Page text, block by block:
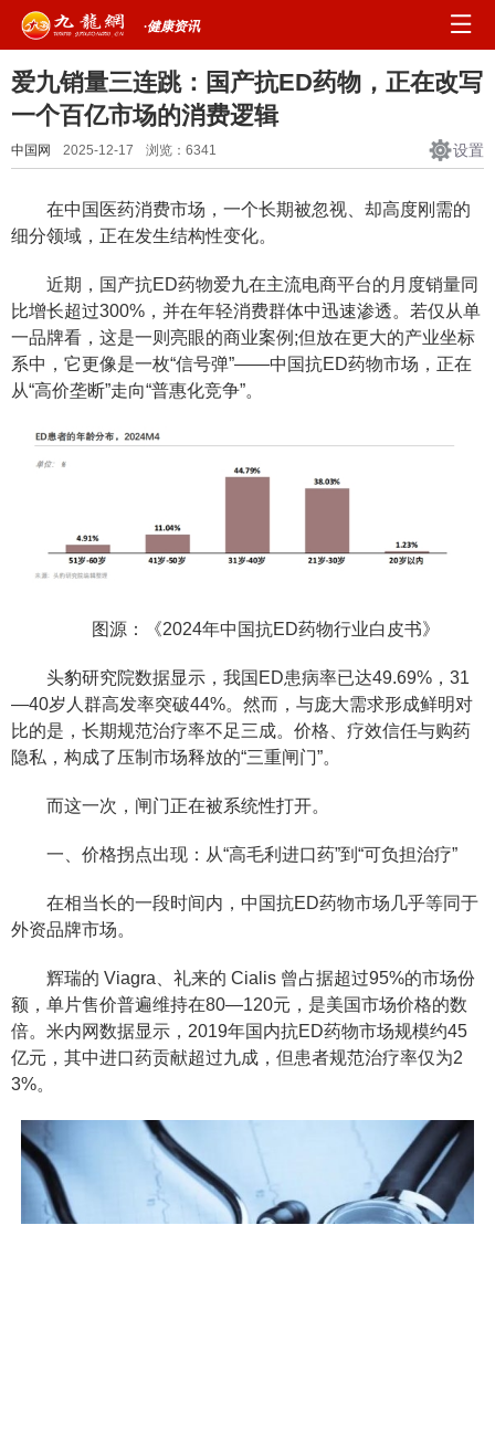
·健康资讯
爱九销量三连跳：国产抗ED药物，正在改写
一个百亿市场的消费逻辑
中国网 2025-12-17 浏览： 6341 设置
在中国医药消费市场，一个长期被忽视、却高度刚需的
细分领域，正在发生结构性变化。
近期，国产抗ED药物爱九在主流电商平台的月度销量同
比增长超过300%，并在年轻消费群体中迅速渗透。若仅从单
一品牌看，这是一则亮眼的商业案例;但放在更大的产业坐标
系中，它更像是一枚“信号弹”——中国抗ED药物市场，正在
从“高价垄断”走向“普惠化竞争”。
图源：《2024年中国抗ED药物行业白皮书》
头豹研究院数据显示，我国ED患病率已达49.69%，31
—40岁人群高发率突破44%。然而，与庞大需求形成鲜明对
比的是，长期规范治疗率不足三成。价格、疗效信任与购药
隐私，构成了压制市场释放的“三重闸门”。
而这一次，闸门正在被系统性打开。
一、价格拐点出现：从“高毛利进口药”到“可负担治疗”
在相当长的一段时间内，中国抗ED药物市场几乎等同于
外资品牌市场。
辉瑞的 Viagra、礼来的 Cialis 曾占据超过95%的市场份
额，单片售价普遍维持在80—120元，是美国市场价格的数
倍。米内网数据显示，2019年国内抗ED药物市场规模约45
亿元，其中进口药贡献超过九成，但患者规范治疗率仅为2
3%。